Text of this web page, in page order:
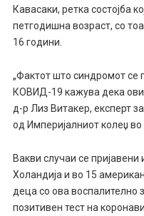
Кавасаки, ретка состојба
петгодишна возраст, со
16 години.
„Фактот што синдромот се
КОВИД-19 кажува дека
д-р Лиз Витакер, експерт
од Империјалниот колеџ
Вакви случаи се
Холандија и во 15
деца со ова
позитивен тест на